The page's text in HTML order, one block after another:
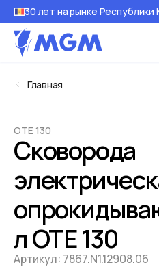
30 лет на рынке
Главная
OTE 130
Cковорода
л OTE 130
Артикул: 7867.N1.12908.06